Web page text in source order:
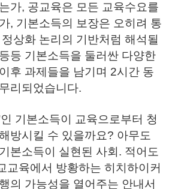
가, 공교육은 모든 교육수요를
, 기본소득의 보장은 오히려 통
상화 논리의 기반처럼 해석될
등 기본소득을 둘러싼 다양한
후 과제들을 남기며 2시간 동
리되었습니다.
인 기본소득이 교육으로부터 청
방시킬 수 있을까요? 아무도
본소득이 실현된 사회. 적어도
교육에서 방황하는 히치하이커
의 가능성을 열어주는 안내서